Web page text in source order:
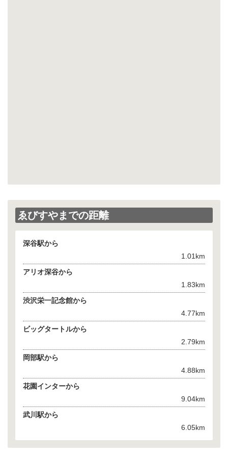
ゑびすやまでの距離
深谷駅から
1.01km
アリオ深谷から
1.83km
渋沢栄一記念館から
4.77km
ビッグタートルから
2.79km
岡部駅から
4.88km
花園インターから
9.04km
武川駅から
6.05km